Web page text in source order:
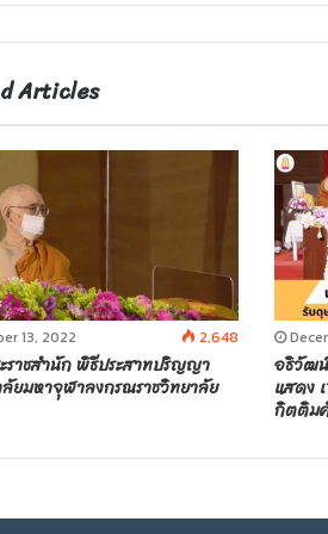
e
Articles
13, 2022 2,648
ราชสำนัก พิธีประสาทปริญญา
ยมหาจุฬาลงกรณราชวิทยาลัย
อธิวัฒ
แสดง
กิตติม